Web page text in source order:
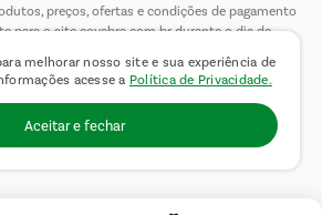
melhorar nosso site e sua experiência de
acesse a Política de Privacidade.
Aceitar e fechar
preços, ofertas e condições de pagamento
para o site covabra.com.br durante o dia de
de produtos por compra por cliente. Não
meramente ilustrativas.É proibida a venda e a
a menores de 18 (dezoito) anos, conforme Lei
II (Estatuto da Criança e do Adolescente).